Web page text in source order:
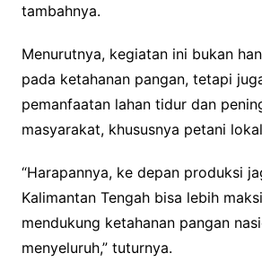
tambahnya.
Menurutnya, kegiatan ini bukan
pada ketahanan pangan, tetapi
pemanfaatan lahan tidur dan
masyarakat, khususnya petani
“Harapannya, ke depan produksi
Kalimantan Tengah bisa lebih
mendukung ketahanan pangan
menyeluruh,” tuturnya.